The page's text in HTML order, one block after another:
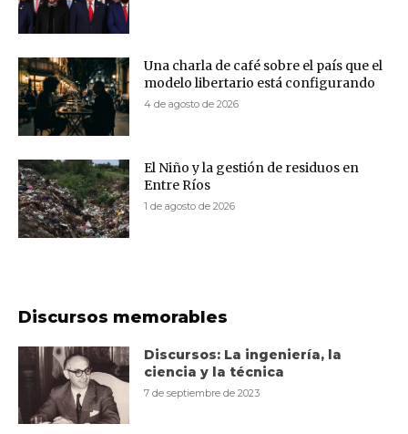
Una charla de café sobre el país que el
modelo libertario está configurando
4 de agosto de 2026
El Niño y la gestión de residuos en
Entre Ríos
1 de agosto de 2026
Discursos memorables
Discursos: La ingeniería, la
ciencia y la técnica
7 de septiembre de 2023